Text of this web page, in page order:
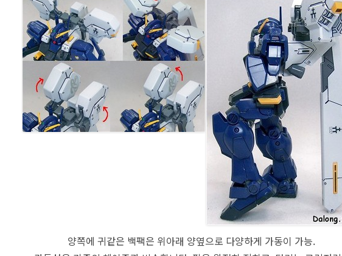
양쪽에 귀같은 백팩은 위아래 양옆으로 다양하게 가동이 가능.